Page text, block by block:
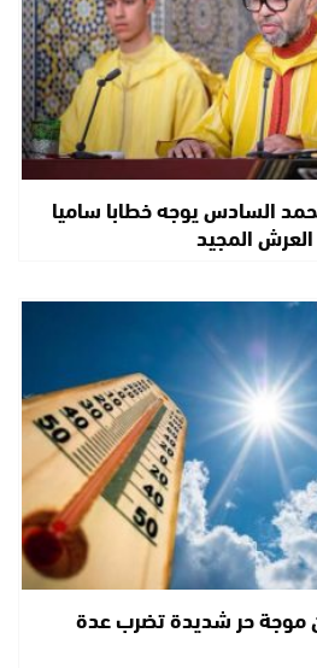
السادس يوجه خطابا ساميا
المجيد
موجة حر شديدة تضرب عدة